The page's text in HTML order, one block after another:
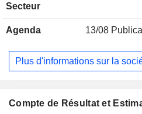
matériau semi-
(dissipateur de chaleur), les
d'autres.
Secteur
Agenda 13/08
Plus d'informations sur la
Compte de Résultat et